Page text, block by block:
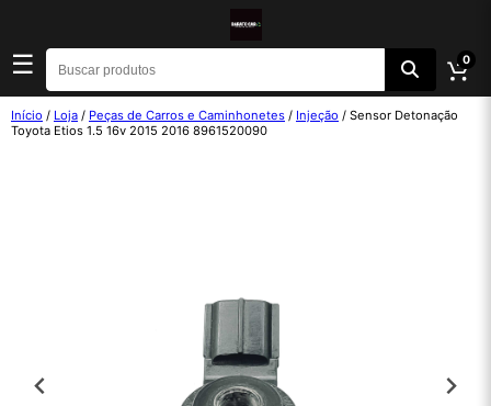
☰ 0
Início / Loja / Peças de Carros e Caminhonetes / Injeção / Sensor Detonação
Toyota Etios 1.5 16v 2015 2016 8961520090